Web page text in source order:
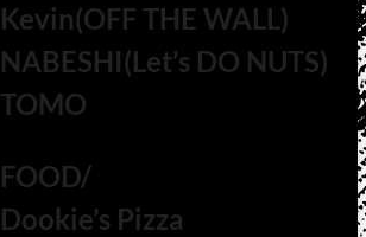
Kevin(OFF THE WALL)
NABESHI(Let’s DO NUTS)
TOMO
FOOD/
Dookie’s Pizza